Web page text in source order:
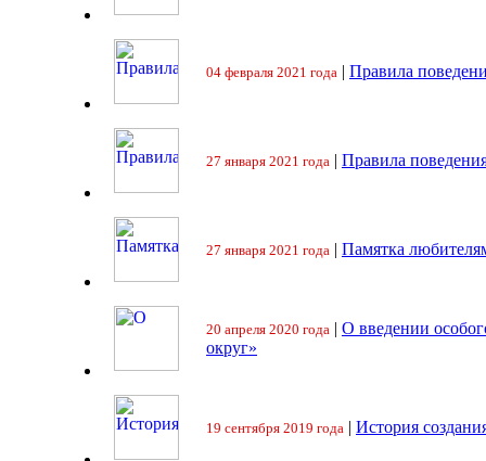
04 февраля 2021 года | Правила
27 января 2021 года | Правила
27 января 2021 года | Памятка
20 апреля 2020 года | О введении
округ»
19 сентября 2019 года | История